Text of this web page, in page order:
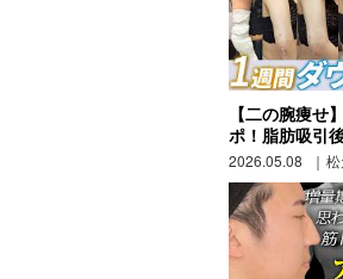
【二の腕痩せ
ポ！脂肪吸引
2026.05.08